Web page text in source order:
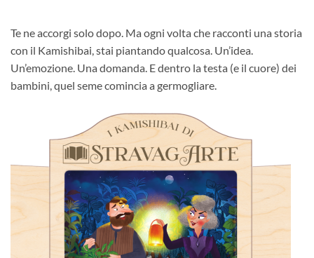
Te ne accorgi solo dopo. Ma ogni volta che racconti una storia
con il Kamishibai, stai piantando qualcosa. Un’idea.
Un’emozione. Una domanda. E dentro la testa (e il cuore) dei
bambini, quel seme comincia a germogliare.